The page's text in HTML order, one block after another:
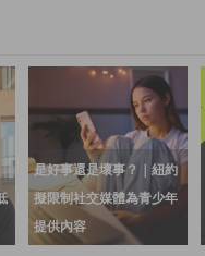
是好事還是壞事？｜紐約
擬限制社交媒體為青少年
提供內容